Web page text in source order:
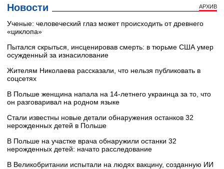
Новости АРХИВ
Ученые: человеческий глаз может происходить от древнего
«циклопа»
Пытался скрыться, инсценировав смерть: в тюрьме США умер
осужденный за изнасилование
Жителям Николаева рассказали, что нельзя публиковать в
соцсетях
В Польше женщина напала на 14-летнего украинца за то, что
он разговаривал на родном языке
Стали известны новые детали обнаружения останков 32
нерожденных детей в Польше
В Польше на участке врача обнаружили останки 32
нерожденных детей: начато расследование
В Великобритании испытали на людях вакцину, созданную ИИ